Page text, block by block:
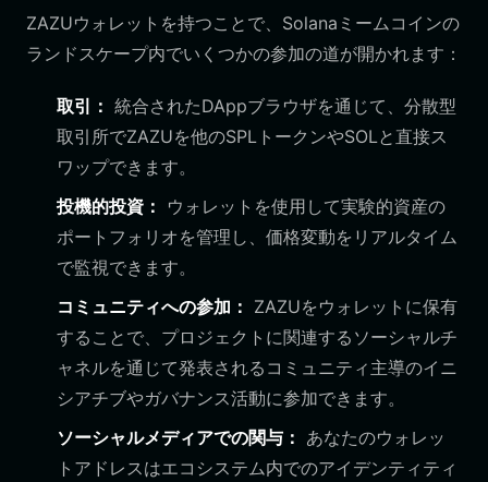
ZAZUウォレットを持つことで、Solanaミームコインの
ランドスケープ内でいくつかの参加の道が開かれます：
取引： 統合されたDAppブラウザを通じて、分散型
取引所でZAZUを他のSPLトークンやSOLと直接ス
ワップできます。
投機的投資：
ウォレットを使用して実験的資産の
ポートフォリオを管理し、価格変動をリアルタイム
で監視できます。
コミュニティへの参加： ZAZUをウォレットに保有
することで、プロジェクトに関連するソーシャルチ
ャネルを通じて発表されるコミュニティ主導のイニ
シアチブやガバナンス活動に参加できます。
ソーシャルメディアでの関与： あなたのウォレッ
トアドレスはエコシステム内でのアイデンティティ